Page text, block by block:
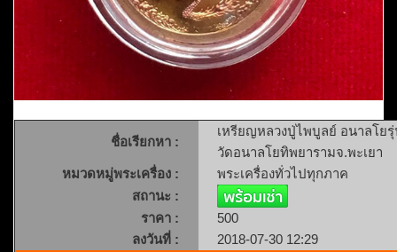
ชื่อเรียกหา :
เหรียญหลวงปู่ไพบูลย์ อนาลโย
วัดอนาลโยทิพยารามจ.พะเยา
หมวดหมู่พระเครื่อง :
พระเครื่องทั่วไปทุกภาค
สถานะ :
ราคา :
500
ลงวันที่ :
2018-07-30 12:29